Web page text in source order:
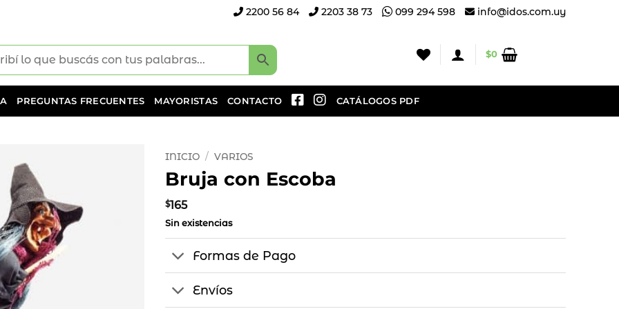
2200 56 84 2203 38 73 099 294 598 info@idos.com.uy
$0
PREGUNTAS FRECUENTES MAYORISTAS CONTACTO CATÁLOGOS PDF
INICIO / VARIOS
Bruja con Escoba
$165
Sin existencias
Formas de Pago
Envíos